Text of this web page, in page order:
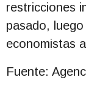
restricciones
pasado,
economistas
Fuente: